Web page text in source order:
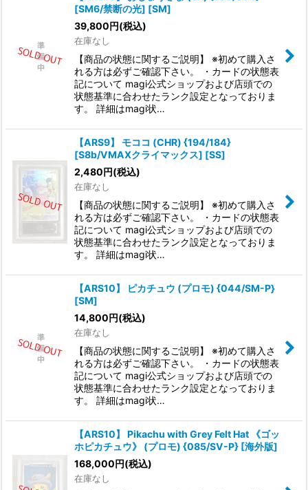
[SM6/禁断の光] [SM]
39,800円(税込)
在庫なし
【商品の状態に関するご説明】 ※初めて購入さ
れる方は必ずご確認下さい。 ・カードの状態表
記について magi公式ショップおよび店頭での
状態基準に合わせたランク設定となっておりま
す。 詳細はmagi状…
【ARS9】 モココ (CHR) {194/184}
[S8b/VMAXクライマックス] [SS]
2,480円(税込)
在庫なし
【商品の状態に関するご説明】 ※初めて購入さ
れる方は必ずご確認下さい。 ・カードの状態表
記について magi公式ショップおよび店頭での
状態基準に合わせたランク設定となっておりま
す。 詳細はmagi状…
【ARS10】 ピカチュウ (プロモ) {044/SM-P}
[SM]
14,800円(税込)
在庫なし
【商品の状態に関するご説明】 ※初めて購入さ
れる方は必ずご確認下さい。 ・カードの状態表
記について magi公式ショップおよび店頭での
状態基準に合わせたランク設定となっておりま
す。 詳細はmagi状…
【ARS10】 Pikachu with Grey Felt Hat 《ゴッ
ホピカチュウ》 (プロモ) {085/SV-P} [海外版]
168,000円(税込)
在庫なし